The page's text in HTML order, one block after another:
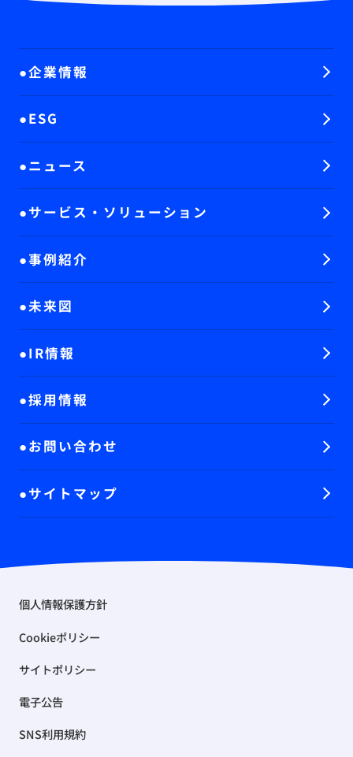
企業情報
ESG
ニュース
サービス・ソリューション
事例紹介
未来図
IR情報
採用情報
お問い合わせ
サイトマップ
個人情報保護方針
Cookieポリシー
サイトポリシー
電子公告
SNS利用規約